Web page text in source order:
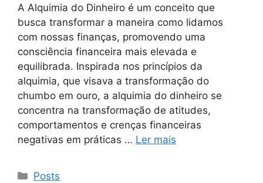
A Alquimia do Dinheiro é um conceito que
busca transformar a maneira como lidamos
com nossas finanças, promovendo uma
consciência financeira mais elevada e
equilibrada. Inspirada nos princípios da
alquimia, que visava a transformação do
chumbo em ouro, a alquimia do dinheiro se
concentra na transformação de atitudes,
comportamentos e crenças financeiras
negativas em práticas … Ler mais
Posts